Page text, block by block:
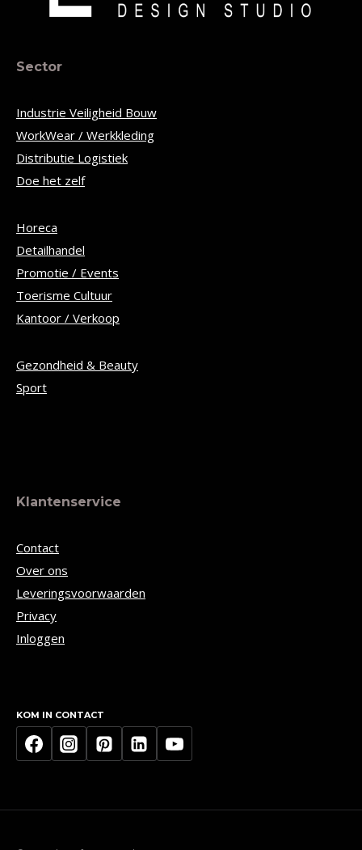
Sector
Industrie Veiligheid Bouw
WorkWear / Werkkleding
Distributie Logistiek
Doe het zelf
Horeca
Detailhandel
Promotie / Events
Toerisme Cultuur
Kantoor / Verkoop
Gezondheid & Beauty
Sport
Klantenservice
Contact
Over ons
Leveringsvoorwaarden
Privacy
Inloggen
KOM IN CONTACT